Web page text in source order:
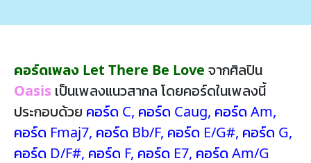
คอร์ดเพลง Let There Be Love จากศิลปิน
Oasis เป็นเพลงแนวสากล โดยคอร์ดในเพลงนี้
ประกอบด้วย คอร์ด C, คอร์ด Caug, คอร์ด Am,
คอร์ด Fmaj7, คอร์ด Bb/F, คอร์ด E/G#, คอร์ด G,
คอร์ด D/F#, คอร์ด F, คอร์ด E7, คอร์ด Am/G